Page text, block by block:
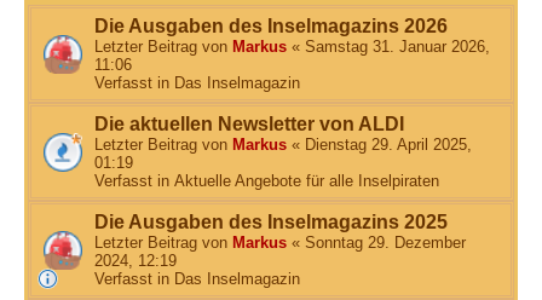
Die Ausgaben des Inselmagazins 2026
Letzter Beitrag von Markus « Samstag 31. Januar 2026,
11:06
Verfasst in Das Inselmagazin
Die aktuellen Newsletter von ALDI
Letzter Beitrag von Markus « Dienstag 29. April 2025,
01:19
Verfasst in Aktuelle Angebote für alle Inselpiraten
Die Ausgaben des Inselmagazins 2025
Letzter Beitrag von Markus « Sonntag 29. Dezember
2024, 12:19
Verfasst in Das Inselmagazin